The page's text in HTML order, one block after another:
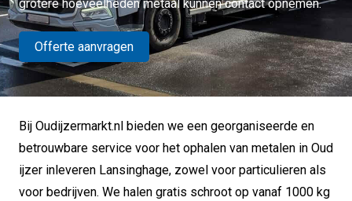
grotere hoeveelheden metaal kunnen contact opnemen.
Offerte aanvragen
Bij Oudijzermarkt.nl bieden we een georganiseerde en
betrouwbare service voor het ophalen van metalen in Oud
ijzer inleveren Lansinghage, zowel voor particulieren als
voor bedrijven. We halen gratis schroot op vanaf 1000 kg